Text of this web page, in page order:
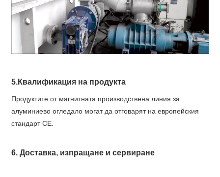
5.Квалификация на продукта
Продуктите от магнитната производствена линия за
алуминиево огледало могат да отговарят на европейския
стандарт CE.
6. Доставка, изпращане и сервиране